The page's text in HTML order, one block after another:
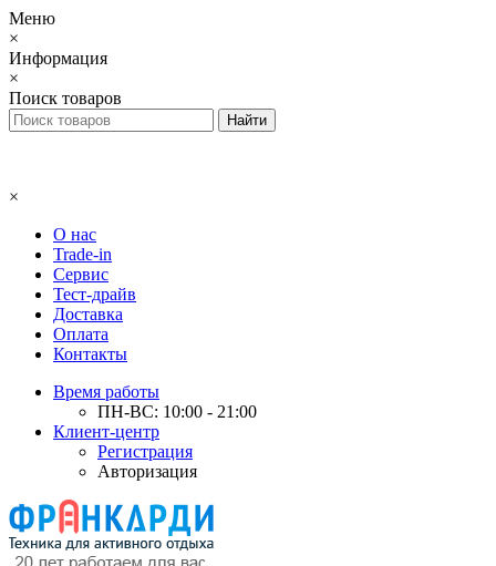
Меню
×
Информация
×
Поиск товаров
×
О нас
Trade-in
Сервис
Тест-драйв
Доставка
Оплата
Контакты
Время работы
ПН-ВС: 10:00 - 21:00
Клиент-центр
Регистрация
Авторизация